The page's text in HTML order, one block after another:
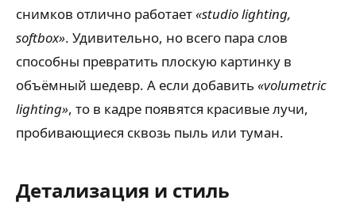
снимков отлично работает«studio lighting,
softbox». Удивительно, но всего пара слов
способны превратить плоскую картинку в
объёмный шедевр. А если добавить «volumetric
lighting», то в кадре появятся красивые лучи,
пробивающиеся сквозь пыль или туман.
Детализация и стиль